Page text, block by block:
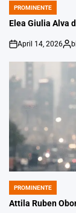
POSTED
IN
PROMINENTE
Elea Giulia Alva
on
April 14, 2026
von
POSTED
IN
PROMINENTE
Attila Ruben